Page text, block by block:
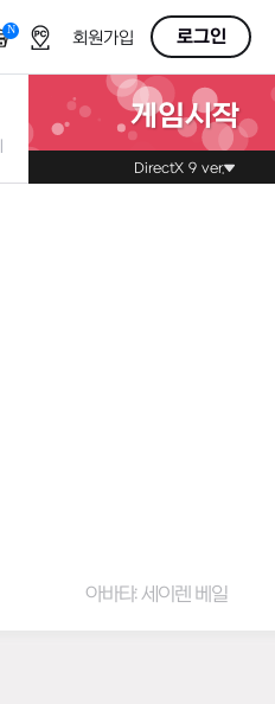
N OFF회원가입 로그인
게임시작
DirectX 9 ver.
아바타: 세이렌 베일